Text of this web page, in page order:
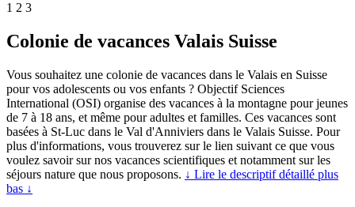
1 2 3
Colonie de vacances Valais Suisse
Vous souhaitez une colonie de vacances dans le Valais en Suisse
pour vos adolescents ou vos enfants ? Objectif Sciences
International (OSI) organise des vacances à la montagne pour jeunes
de 7 à 18 ans, et même pour adultes et familles. Ces vacances sont
basées à St-Luc dans le Val d'Anniviers dans le Valais Suisse. Pour
plus d'informations, vous trouverez sur le lien suivant ce que vous
voulez savoir sur nos vacances scientifiques et notamment sur les
séjours nature que nous proposons. ↓ Lire le descriptif détaillé plus
bas ↓